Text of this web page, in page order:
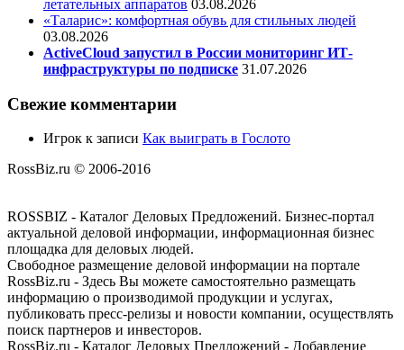
летательных аппаратов 03.08.2026
«Таларис»: комфортная обувь для стильных людей
03.08.2026
ActiveCloud запустил в России мониторинг ИТ-
инфраструктуры по подписке 31.07.2026
Свежие комментарии
Игрок к записи Как выиграть в Гослото
RossBiz.ru © 2006-2016
ROSSBIZ - Каталог Деловых Предложений. Бизнес-портал
актуальной деловой информации, информационная бизнес
площадка для деловых людей.
Свободное размещение деловой информации на портале
RossBiz.ru - Здесь Вы можете самостоятельно размещать
информацию о производимой продукции и услугах,
публиковать пресс-релизы и новости компании, осуществлять
поиск партнеров и инвесторов.
RossBiz.ru - Каталог Деловых Предложений - Добавление